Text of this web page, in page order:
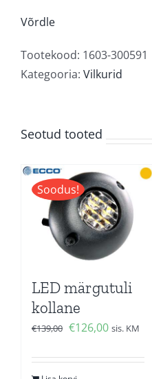
kogus
Võrdle
Tootekood: 1603-300591
Kategooria: Vilkurid
Seotud tooted
Soodus!
LED märgutuli
kollane
€139,00 Algne
oli:
€126,00Current
is:
sis. KM